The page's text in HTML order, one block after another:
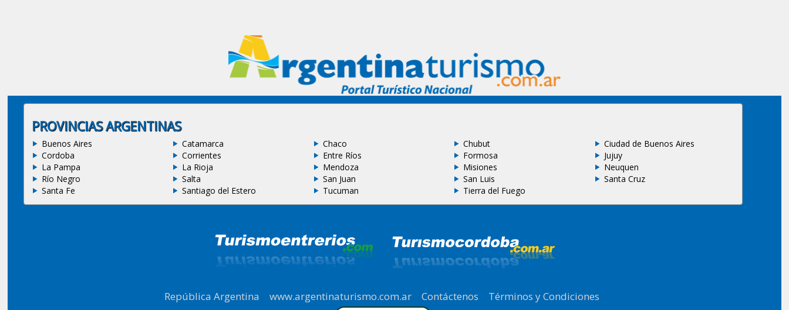
PROVINCIAS ARGENTINAS
Buenos Aires Catamarca Chaco Chubut
Ciudad de Buenos Aires
Cordoba
Corrientes Entre Ríos Formosa
Jujuy
La Pampa
La Rioja Mendoza Misiones
Neuquen
Río Negro
Salta San Juan San Luis
Santa Cruz
Santa Fe
Santiago del Estero Tucuman Tierra del Fuego
República Argentina |www.argentinaturismo.com.ar |Contáctenos Términos y Condiciones